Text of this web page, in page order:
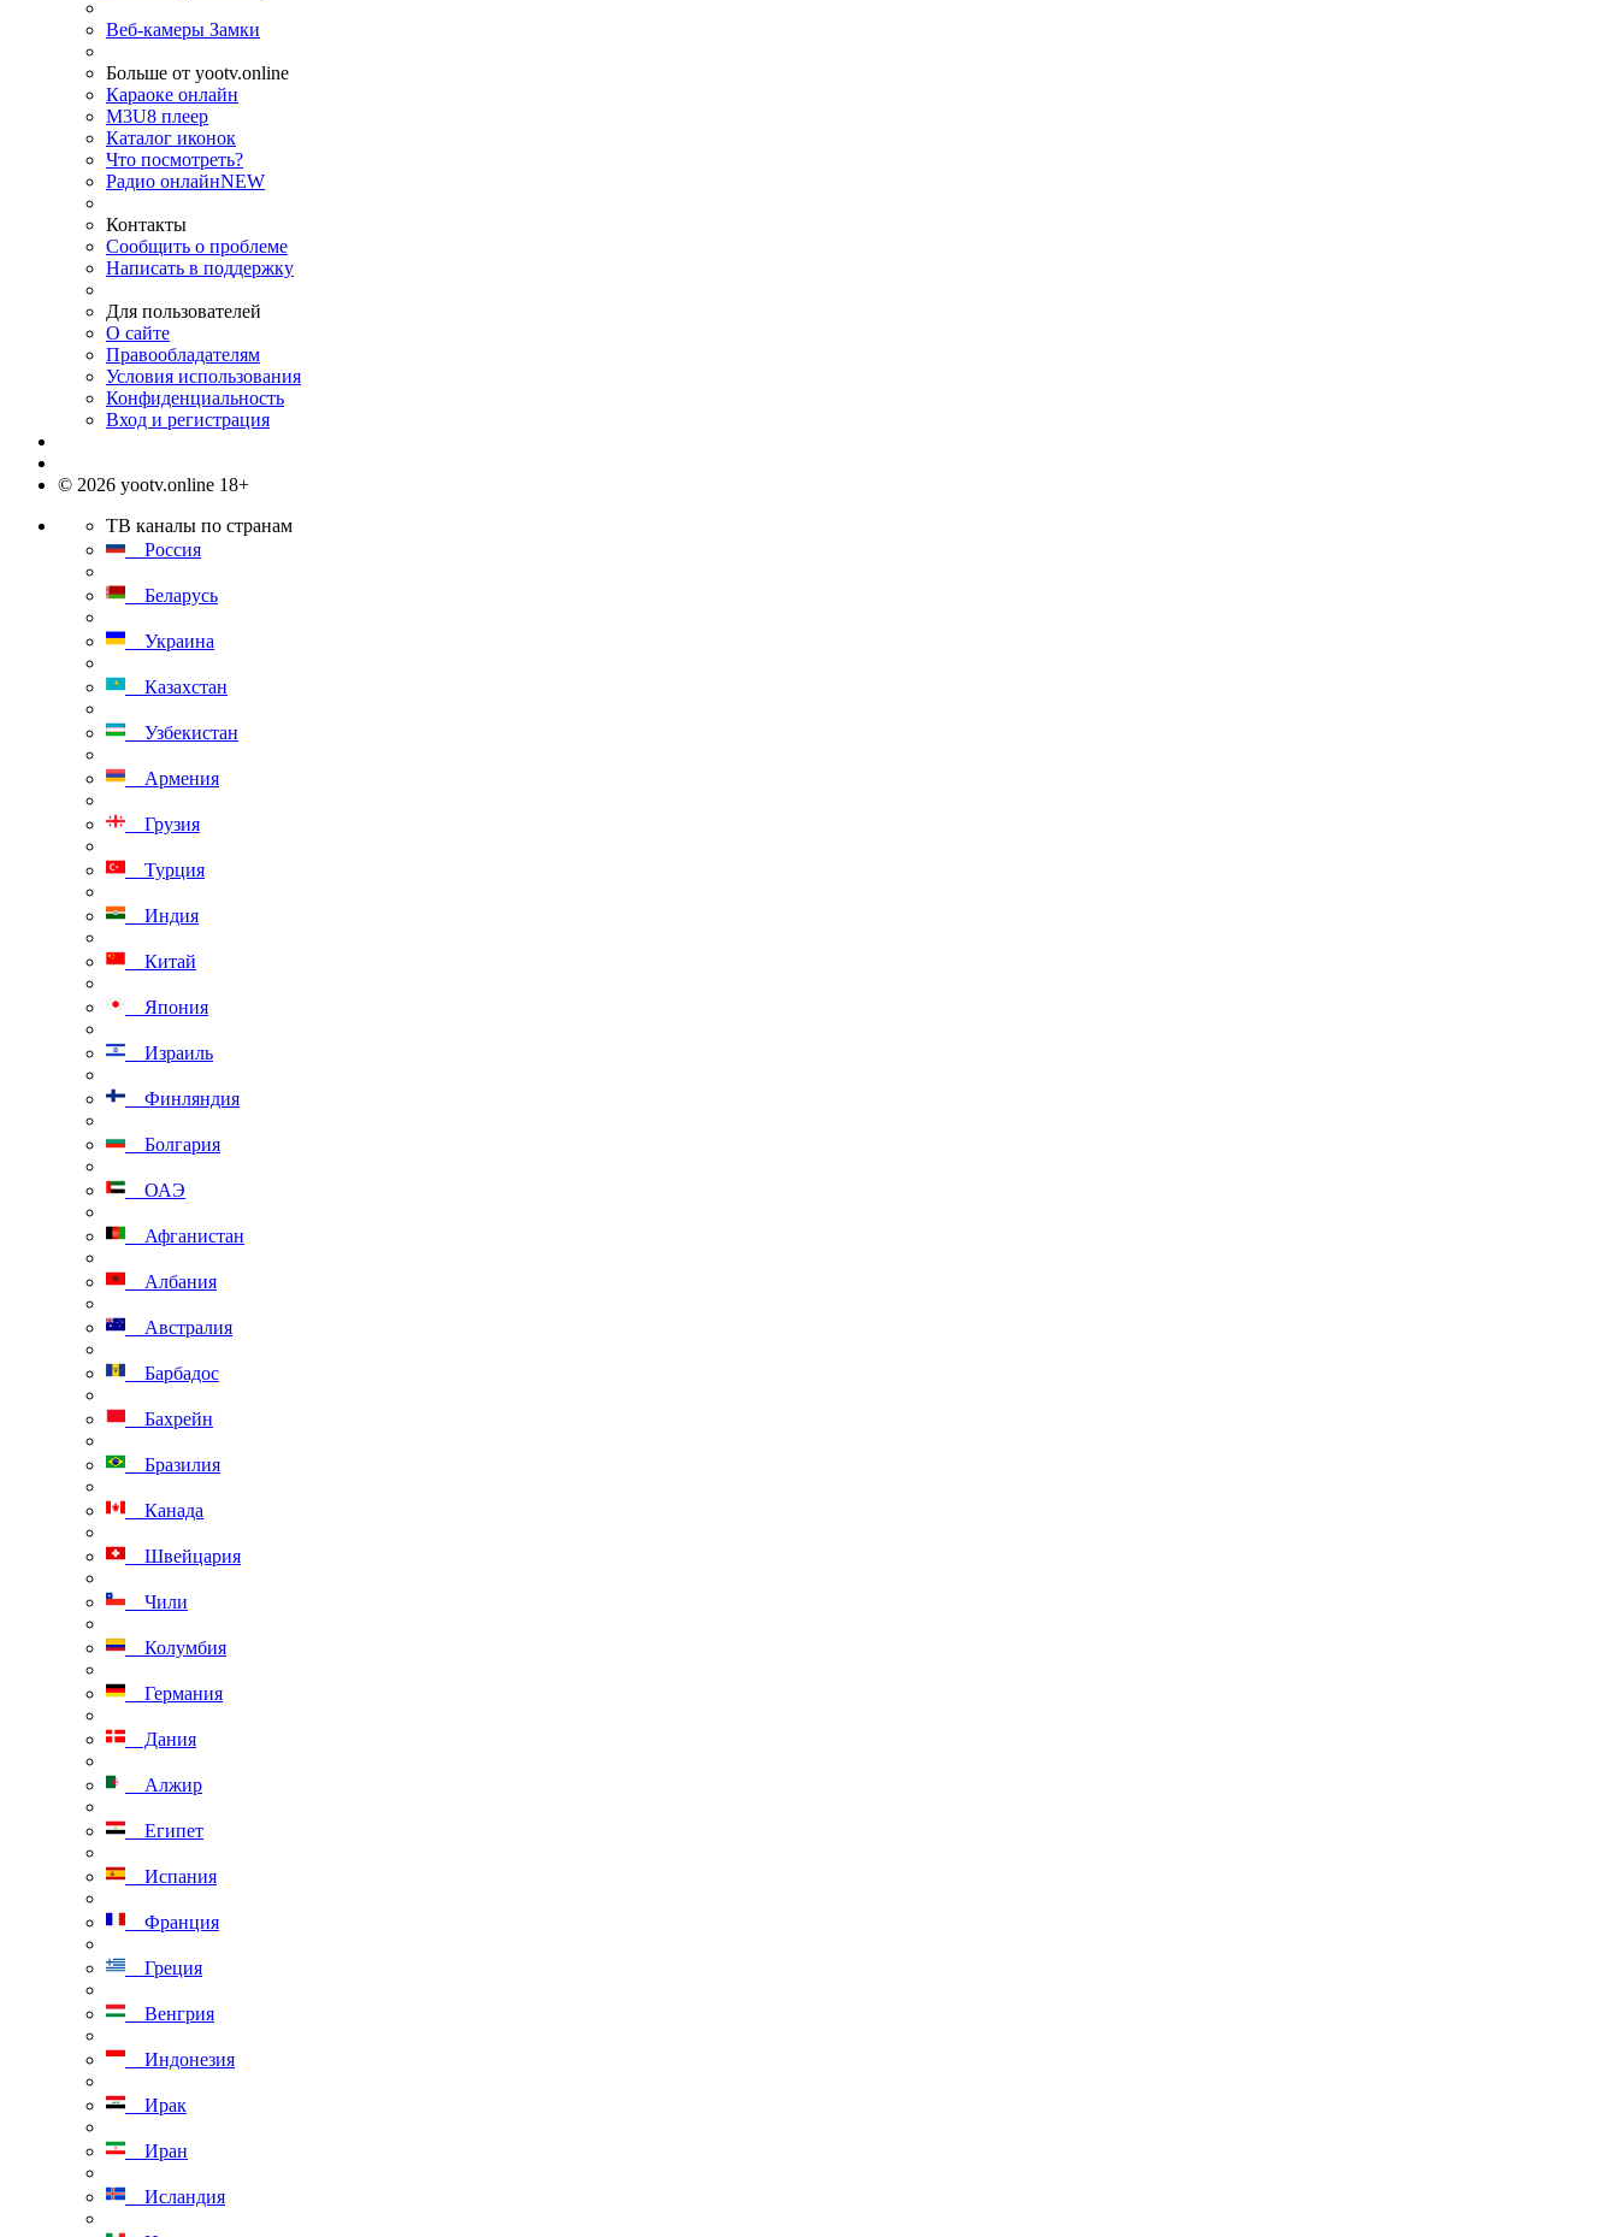
Веб-камеры Замки
Больше от yootv.online
Караоке онлайн
M3U8 плеер
Каталог иконок
Что посмотреть?
Радио онлайнNEW
Контакты
Сообщить о проблеме
Написать в поддержку
Для пользователей
О сайте
Правообладателям
Условия использования
Конфиденциальность
Вход и регистрация
© 2026 yootv.online 18+
ТВ каналы по странам
Россия
Беларусь
Украина
Казахстан
Узбекистан
Армения
Грузия
Турция
Индия
Китай
Япония
Израиль
Финляндия
Болгария
ОАЭ
Афганистан
Албания
Австралия
Барбадос
Бахрейн
Бразилия
Канада
Швейцария
Чили
Колумбия
Германия
Дания
Алжир
Египет
Испания
Франция
Греция
Венгрия
Индонезия
Ирак
Иран
Исландия